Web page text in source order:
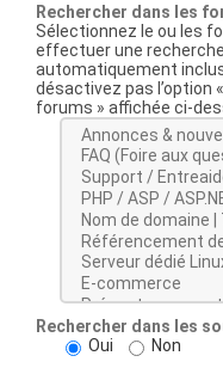
Rechercher dans les
Sélectionnez le ou les
effectuer une
automatiquement
désactivez pas l’option
forums » affichée ci-
Rechercher dans les
Oui
Non